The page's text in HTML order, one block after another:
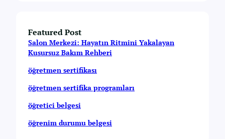
Featured Post
Salon Merkezi: Hayatın Ritmini Yakalayan
Kusursuz Bakım Rehberi
öğretmen sertifikası
öğretmen sertifika programları
öğretici belgesi
öğrenim durumu belgesi